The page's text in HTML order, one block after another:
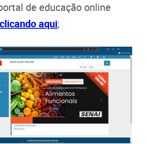
de educação online
clicando aqui;